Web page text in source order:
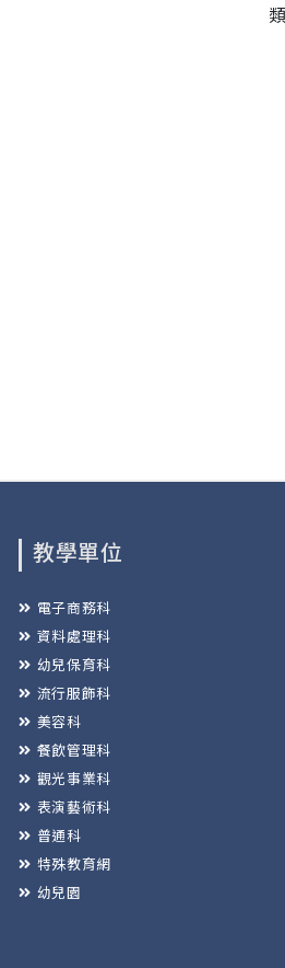
教學單位
電子商務科
資料處理科
幼兒保育科
流行服飾科
美容科
餐飲管理科
觀光事業科
表演藝術科
普通科
特殊教育網
幼兒園